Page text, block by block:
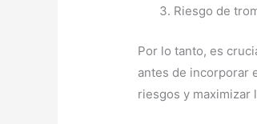
Riesgo de
Por lo tanto, es
antes de incorporar
riesgos y maximizar